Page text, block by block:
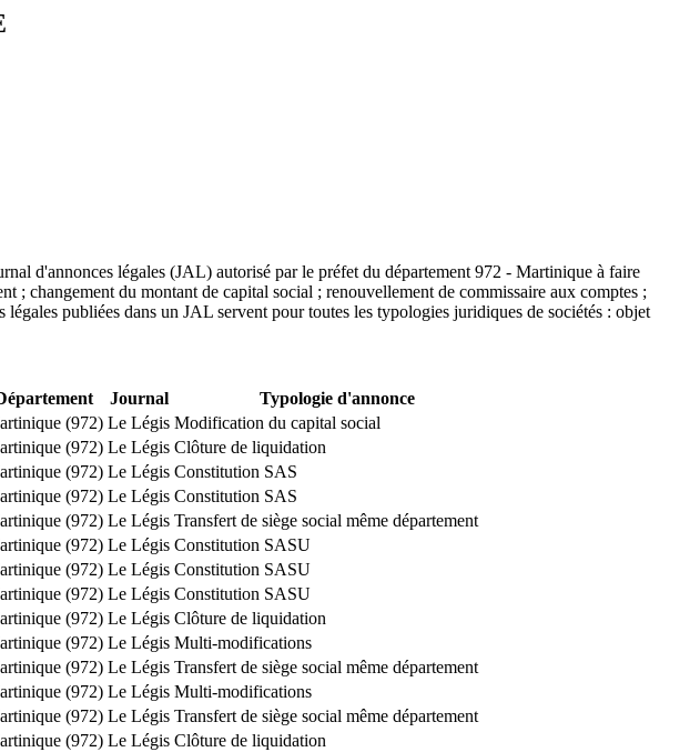
d'annonces légales (JAL) autorisé par le préfet du département 972 - Martinique à faire
; changement du montant de capital social ; renouvellement de commissaire aux comptes ;
publiées dans un JAL servent pour toutes les typologies juridiques de sociétés : objet
Journal
Typologie d'annonce
(972) Le Légis Modification du capital social
(972) Le Légis Clôture de liquidation
(972) Le Légis Constitution SAS
(972) Le Légis Constitution SAS
(972) Le Légis Transfert de siège social même département
(972) Le Légis Constitution SASU
(972) Le Légis Constitution SASU
(972) Le Légis Constitution SASU
(972) Le Légis Clôture de liquidation
(972) Le Légis Multi-modifications
(972) Le Légis Transfert de siège social même département
(972) Le Légis Multi-modifications
(972) Le Légis Transfert de siège social même département
(972) Le Légis Clôture de liquidation